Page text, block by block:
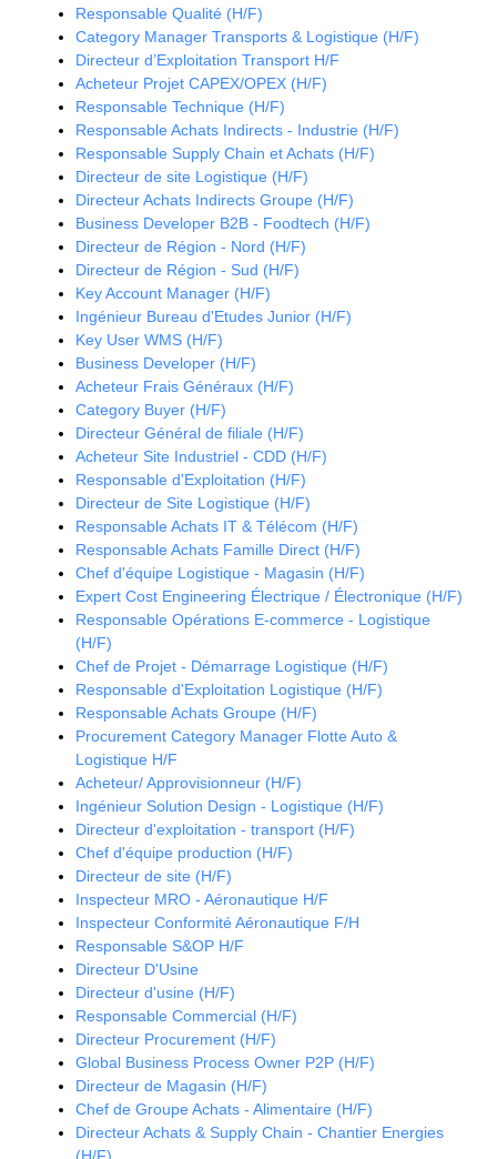
Responsable Qualité (H/F)
Category Manager Transports & Logistique (H/F)
Directeur d’Exploitation Transport H/F
Acheteur Projet CAPEX/OPEX (H/F)
Responsable Technique (H/F)
Responsable Achats Indirects - Industrie (H/F)
Responsable Supply Chain et Achats (H/F)
Directeur de site Logistique (H/F)
Directeur Achats Indirects Groupe (H/F)
Business Developer B2B - Foodtech (H/F)
Directeur de Région - Nord (H/F)
Directeur de Région - Sud (H/F)
Key Account Manager (H/F)
Ingénieur Bureau d'Etudes Junior (H/F)
Key User WMS (H/F)
Business Developer (H/F)
Acheteur Frais Généraux (H/F)
Category Buyer (H/F)
Directeur Général de filiale (H/F)
Acheteur Site Industriel - CDD (H/F)
Responsable d'Exploitation (H/F)
Directeur de Site Logistique (H/F)
Responsable Achats IT & Télécom (H/F)
Responsable Achats Famille Direct (H/F)
Chef d'équipe Logistique - Magasin (H/F)
Expert Cost Engineering Électrique / Électronique (H/F)
Responsable Opérations E-commerce - Logistique
(H/F)
Chef de Projet - Démarrage Logistique (H/F)
Responsable d'Exploitation Logistique (H/F)
Responsable Achats Groupe (H/F)
Procurement Category Manager Flotte Auto &
Logistique H/F
Acheteur/ Approvisionneur (H/F)
Ingénieur Solution Design - Logistique (H/F)
Directeur d'exploitation - transport (H/F)
Chef d'équipe production (H/F)
Directeur de site (H/F)
Inspecteur MRO - Aéronautique H/F
Inspecteur Conformité Aéronautique F/H
Responsable S&OP H/F
Directeur D'Usine
Directeur d'usine (H/F)
Responsable Commercial (H/F)
Directeur Procurement (H/F)
Global Business Process Owner P2P (H/F)
Directeur de Magasin (H/F)
Chef de Groupe Achats - Alimentaire (H/F)
Directeur Achats & Supply Chain - Chantier Energies